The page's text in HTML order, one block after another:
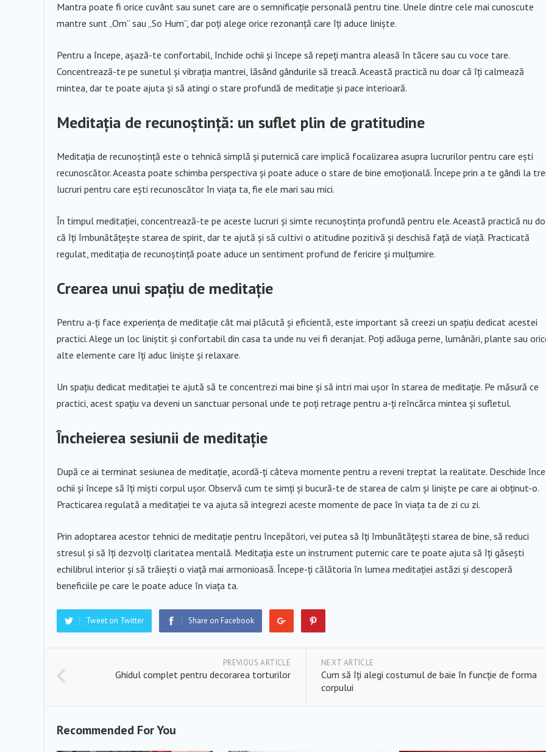
Mantra poate fi orice cuvânt sau sunet care are o semnificație personală pentru tine. Unele dintre cele mai cunoscute
mantre sunt „Om” sau „So Hum”, dar poți alege orice rezonanță care îți aduce liniște.
Pentru a începe, așază-te confortabil, închide ochii și începe să repeți mantra aleasă în tăcere sau cu voce tare.
Concentrează-te pe sunetul și vibrația mantrei, lăsând gândurile să treacă. Această practică nu doar că îți calmează
mintea, dar te poate ajuta și să atingi o stare profundă de meditație și pace interioară.
Meditația de recunoștință: un suflet plin de gratitudine
Meditația de recunoștință este o tehnică simplă și puternică care implică focalizarea asupra lucrurilor pentru care ești
recunoscător. Aceasta poate schimba perspectiva și poate aduce o stare de bine emoțională. Începe prin a te gândi la
lucruri pentru care ești recunoscător în viața ta, fie ele mari sau mici.
În timpul meditației, concentrează-te pe aceste lucruri și simte recunoștința profundă pentru ele. Această practică nu
că îți îmbunătățește starea de spirit, dar te ajută și să cultivi o atitudine pozitivă și deschisă față de viață. Practicată
regulat, meditația de recunoștință poate aduce un sentiment profund de fericire și mulțumire.
Crearea unui spațiu de meditație
Pentru a-ți face experiența de meditație cât mai plăcută și eficientă, este important să creezi un spațiu dedicat acestei
practici. Alege un loc liniștit și confortabil din casa ta unde nu vei fi deranjat. Poți adăuga perne, lumânări, plante sau
alte elemente care îți aduc liniște și relaxare.
Un spațiu dedicat meditației te ajută să te concentrezi mai bine și să intri mai ușor în starea de meditație. Pe măsură ce
practici, acest spațiu va deveni un sanctuar personal unde te poți retrage pentru a-ți reîncărca mintea și sufletul.
Încheierea sesiunii de meditație
După ce ai terminat sesiunea de meditație, acordă-ți câteva momente pentru a reveni treptat la realitate. Deschide
ochii și începe să îți miști corpul ușor. Observă cum te simți și bucură-te de starea de calm și liniște pe care ai obținut-o.
Practicarea regulată a meditației te va ajuta să integrezi aceste momente de pace în viața ta de zi cu zi.
Prin adoptarea acestor tehnici de meditație pentru începători, vei putea să îți îmbunătățești starea de bine, să reduci
stresul și să îți dezvolți claritatea mentală. Meditația este un instrument puternic care te poate ajuta să îți găsești
echilibrul interior și să trăiești o viață mai armonioasă. Începe-ți călătoria în lumea meditației astăzi și descoperă
beneficiile pe care le poate aduce în viața ta.
Tweet on Twitter Share on Facebook
PREVIOUS ARTICLE
Ghidul complet pentru decorarea torturilor
NEXT ARTICLE
Cum să îți alegi costumul de baie în funcție de forma
corpului
Recommended For You